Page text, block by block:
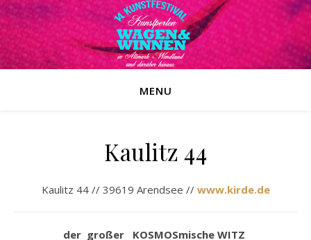
MENU
Kaulitz 44
Kaulitz 44 // 39619 Arendsee // www.kirde.de
der großer KOSMOSmische WITZ